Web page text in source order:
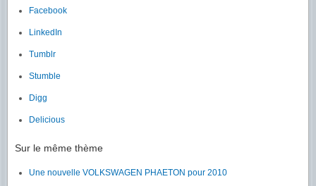
Facebook
LinkedIn
Tumblr
Stumble
Digg
Delicious
Sur le même thème
Une nouvelle VOLKSWAGEN PHAETON pour 2010